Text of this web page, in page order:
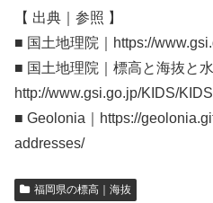
【 出典｜参照 】
■ 国土地理院｜https://
■ 国土地理院｜標高と海抜と水
http://www.gsi.go.jp/KIDS/
■ Geolonia｜https://
addresses/
福岡県の標高｜海抜